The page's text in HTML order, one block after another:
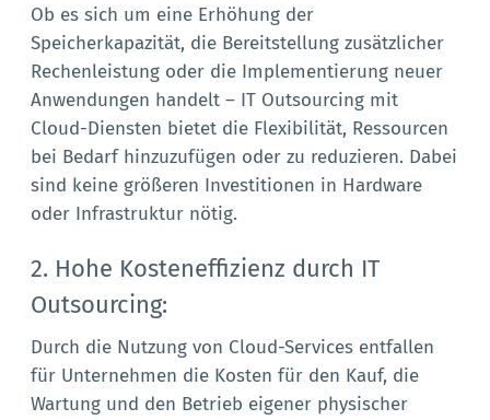
Ob es sich um eine Erhöhung der
Speicherkapazität, die Bereitstellung zusätzlicher
Rechenleistung oder die Implementierung neuer
Anwendungen handelt – IT Outsourcing mit
Cloud-Diensten bietet die Flexibilität, Ressourcen
bei Bedarf hinzuzufügen oder zu reduzieren. Dabei
sind keine größeren Investitionen in Hardware
oder Infrastruktur nötig.
2. Hohe Kosteneffizienz durch IT
Outsourcing:
Durch die Nutzung von Cloud-Services entfallen
für Unternehmen die Kosten für den Kauf, die
Wartung und den Betrieb eigener physischer